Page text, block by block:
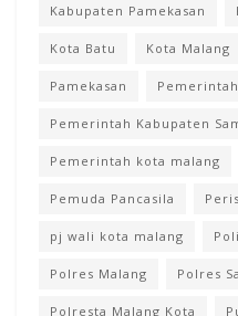
Kabupaten Pamekasan
Kota Batu Kota Malang
Pamekasan
Pemerintah Kabupaten
Pemerintah kota malang
Pemuda Pancasila
pj wali kota malang
Polres Malang Polres
Polresta Malang Kota